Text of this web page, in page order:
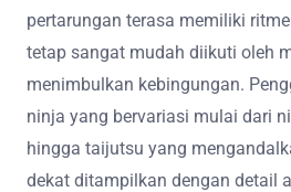
pertarungan terasa memiliki
tetap sangat mudah diikuti oleh
menimbulkan kebingungan.
ninja yang bervariasi mulai dari
hingga taijutsu yang
dekat ditampilkan dengan detail